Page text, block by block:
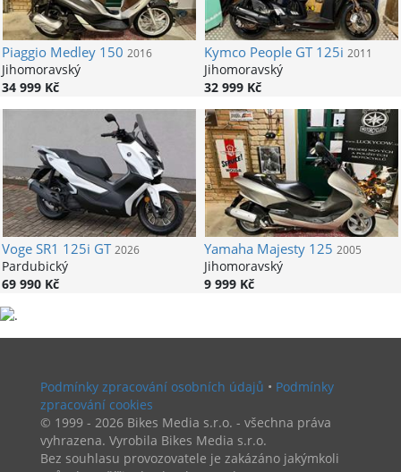
PiaggioMedley 150 2016
Jihomoravský
34 999 Kč
KymcoPeople GT 125i 2011
Jihomoravský
32 999 Kč
VogeSR1 125i GT 2026
Pardubický
69 990 Kč
YamahaMajesty 125 2005
Jihomoravský
9 999 Kč
Podmínky zpracování osobních údajů • Podmínky
zpracování cookies
© 1999 - 2026 Bikes Media s.r.o. - všechna práva
vyhrazena. Vyrobila Bikes Media s.r.o.
Bez souhlasu provozovatele je zakázáno jakýmkoli